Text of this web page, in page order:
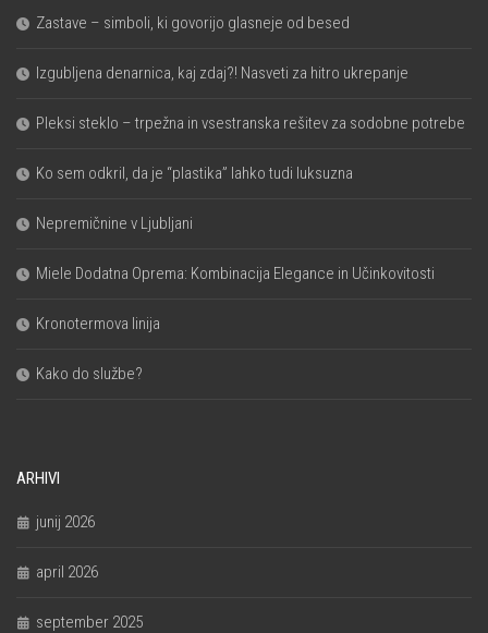
Zastave – simboli, ki govorijo glasneje od besed
Izgubljena denarnica, kaj zdaj?! Nasveti za hitro ukrepanje
Pleksi steklo – trpežna in vsestranska rešitev za sodobne potrebe
Ko sem odkril, da je “plastika” lahko tudi luksuzna
Nepremičnine v Ljubljani
Miele Dodatna Oprema: Kombinacija Elegance in Učinkovitosti
Kronotermova linija
Kako do službe?
ARHIVI
junij 2026
april 2026
september 2025